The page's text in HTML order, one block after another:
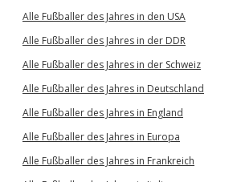
Alle Fußballer des Jahres in den USA
Alle Fußballer des Jahres in der DDR
Alle Fußballer des Jahres in der Schweiz
Alle Fußballer des Jahres in Deutschland
Alle Fußballer des Jahres in England
Alle Fußballer des Jahres in Europa
Alle Fußballer des Jahres in Frankreich